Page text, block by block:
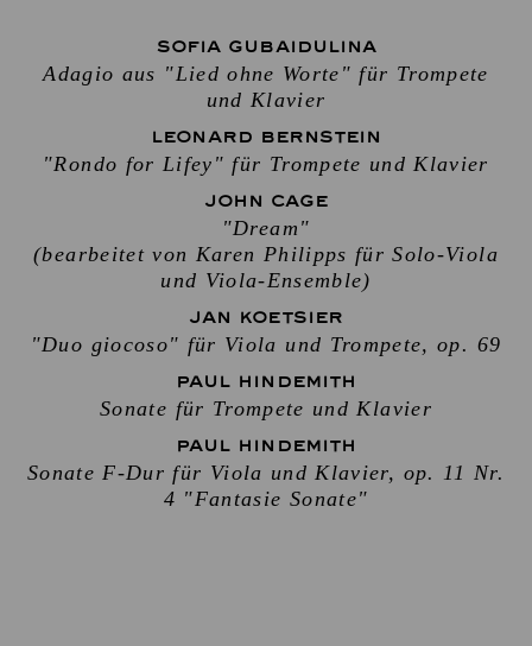
SOFIA GUBAIDULINA
Adagio aus "Lied ohne Worte" für Trompete
und Klavier
LEONARD BERNSTEIN
"Rondo for Lifey" für Trompete und Klavier
JOHN CAGE
"Dream"
(bearbeitet von Karen Philipps für Solo-Viola
und Viola-Ensemble)
JAN KOETSIER
"Duo giocoso" für Viola und Trompete, op. 69
PAUL HINDEMITH
Sonate für Trompete und Klavier
PAUL HINDEMITH
Sonate F-Dur für Viola und Klavier, op. 11 Nr.
4 "Fantasie Sonate"